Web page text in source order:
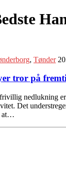
, Tønder
tror på
nedlukning
Det
at…